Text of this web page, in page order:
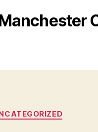
Categorías